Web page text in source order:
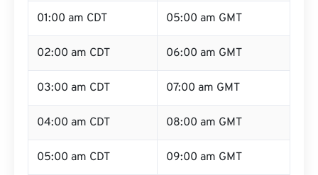
01:00 am CDT 05:00 am GMT
02:00 am CDT 06:00 am GMT
03:00 am CDT 07:00 am GMT
04:00 am CDT 08:00 am GMT
05:00 am CDT 09:00 am GMT